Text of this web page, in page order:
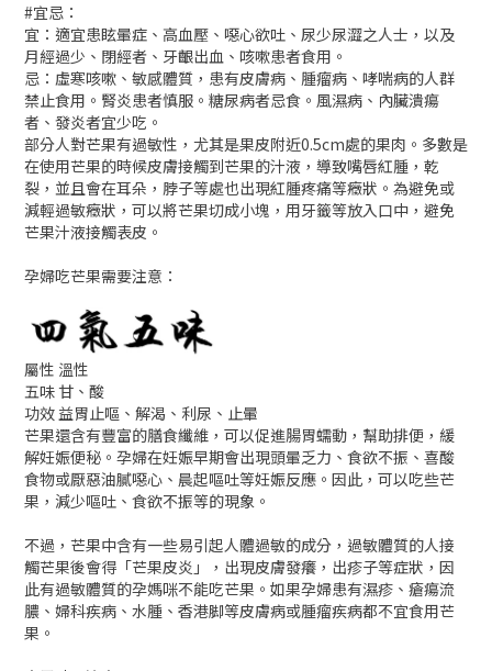
#宜忌：
宜：適宜患眩暈症、高血壓、噁心欲吐、尿少尿澀之人士，以及
月經過少、閉經者、牙齦出血、咳嗽患者食用。
忌：虛寒咳嗽、敏感體質，患有皮膚病、腫瘤病、哮喘病的人群
禁止食用。腎炎患者慎服。糖尿病者忌食。風濕病、內臟潰瘍
者、發炎者宜少吃。
部分人對芒果有過敏性，尤其是果皮附近0.5cm處的果肉。多數是
在使用芒果的時候皮膚接觸到芒果的汁液，導致嘴唇紅腫，乾
裂，並且會在耳朵，脖子等處也出現紅腫疼痛等癥狀。為避免或
減輕過敏癥狀，可以將芒果切成小塊，用牙籤等放入口中，避免
芒果汁液接觸表皮。
孕婦吃芒果需要注意：
屬性 溫性
五味 甘、酸
功效 益胃止嘔、解渴、利尿、止暈
芒果還含有豐富的膳食纖維，可以促進腸胃蠕動，幫助排便，緩
解妊娠便秘。孕婦在妊娠早期會出現頭暈乏力、食欲不振、喜酸
食物或厭惡油膩噁心、晨起嘔吐等妊娠反應。因此，可以吃些芒
果，減少嘔吐、食欲不振等的現象。
不過，芒果中含有一些易引起人體過敏的成分，過敏體質的人接
觸芒果後會得「芒果皮炎」，出現皮膚發癢，出疹子等症狀，因
此有過敏體質的孕媽咪不能吃芒果。如果孕婦患有濕疹、瘡瘍流
膿、婦科疾病、水腫、香港脚等皮膚病或腫瘤疾病都不宜食用芒
果。